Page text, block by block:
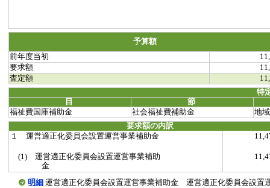
予算額
前年度当初
要求額
査定額
特
目
節
福祉費国庫補助金
社会福祉費補助金
地
要求額の内訳
１ 運営適正化委員会設置運営事業補助金
(1) 運営適正化委員会設置運営事業補助
金
明細 運営適正化委員会設置運営事業補助金 運営適正化委員会設置